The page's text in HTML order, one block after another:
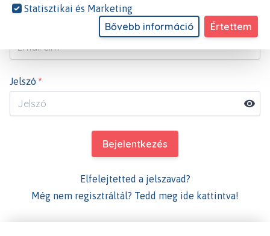
Jelszó *
Bejelentkezés
Elfelejtetted a jelszavad?
Még nem regisztráltál? Tedd meg ide kattintva!
Statisztikai és Marketing
Bővebb információ Értettem